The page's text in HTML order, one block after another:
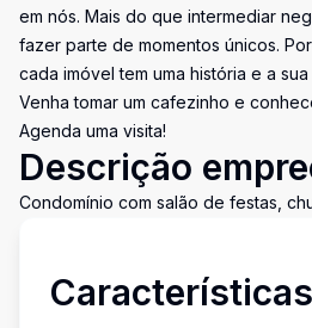
em nós. Mais do que intermediar
fazer parte de momentos únicos.
cada imóvel tem uma história e a
Venha tomar um cafezinho e
Agenda uma visita!
Descrição
Condomínio com salão de festas,
Características